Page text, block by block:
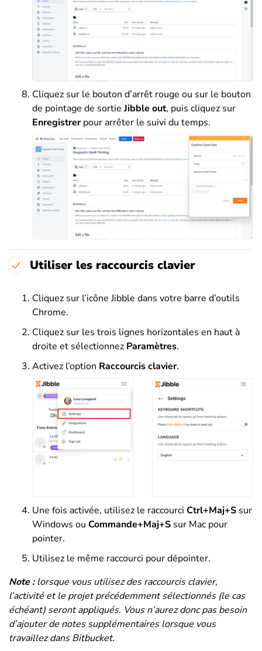
Cliquez sur le bouton d’arrêt rouge ou sur le bouton
de pointage de sortie Jibble out, puis cliquez sur
Enregistrerpour arrêter le suivi du temps.
Utiliser les raccourcis clavier
Cliquez sur l’icône Jibble dans votre barre d’outils
Chrome.
Cliquez sur les trois lignes horizontales en haut à
droite et sélectionnez Paramètres.
Activez l’option Raccourcis clavier.
Une fois activée, utilisez le raccourci Ctrl+Maj+S sur
Windows ou Commande+Maj+S sur Mac pour
pointer.
Utilisez le même raccourci pour dépointer.
Note : lorsque vous utilisez des raccourcis clavier,
l’activité et le projet précédemment sélectionnés (le cas
échéant) seront appliqués. Vous n’aurez donc pas besoin
d’ajouter de notes supplémentaires lorsque vous
travaillez dans Bitbucket.